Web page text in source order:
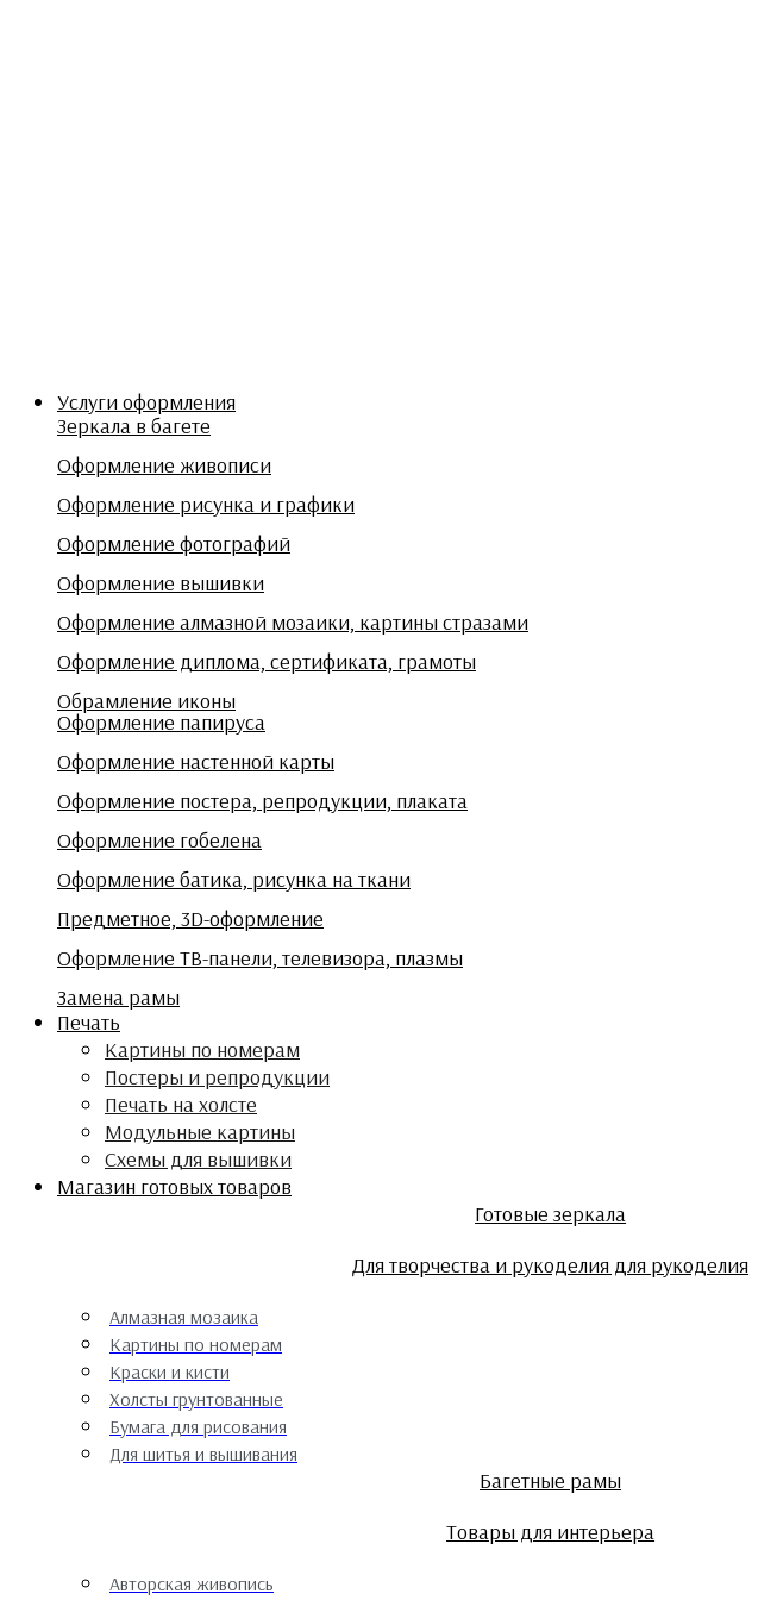
Услуги оформления
Зеркала в багете
Оформление живописи
Оформление рисунка и графики
Оформление фотографий
Оформление вышивки
Оформление алмазной мозаики, картины стразами
Оформление диплома, сертификата, грамоты
Обрамление иконы
Оформление папируса
Оформление настенной карты
Оформление постера, репродукции, плаката
Оформление гобелена
Оформление батика, рисунка на ткани
Предметное, 3D-оформление
Оформление ТВ-панели, телевизора, плазмы
Замена рамы
Печать
Картины по номерам
Постеры и репродукции
Печать на холсте
Модульные картины
Схемы для вышивки
Магазин готовых товаров
Готовые зеркала
Для творчества и рукоделия для рукоделия
Алмазная мозаика
Картины по номерам
Краски и кисти
Холсты грунтованные
Бумага для рисования
Для шитья и вышивания
Багетные рамы
Товары для интерьера
Авторская живопись